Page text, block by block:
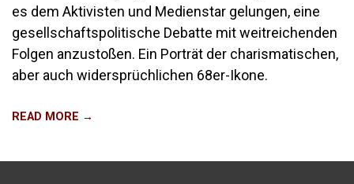
es dem Aktivisten und Medienstar gelungen, eine
gesellschaftspolitische Debatte mit weitreichenden
Folgen anzustoßen. Ein Porträt der charismatischen,
aber auch widersprüchlichen 68er-Ikone.
READ MORE →